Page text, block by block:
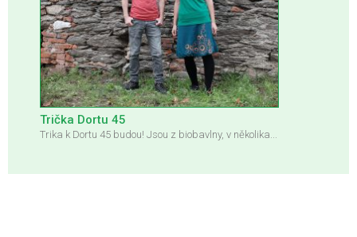
Trička Dortu 45
Trika k Dortu 45 budou! Jsou z biobavlny, v několika...